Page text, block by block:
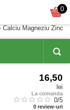
0
Calciu Magneziu Zinc
16,50
lei
La comanda
0/5
0 review-uri